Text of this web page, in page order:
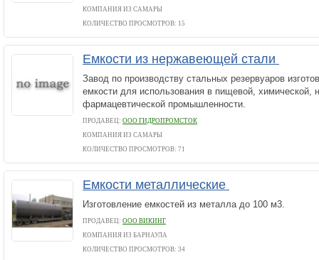
КОМПАНИЯ ИЗ САМАРЫ
КОЛИЧЕСТВО ПРОСМОТРОВ: 15
Емкости из нержавеющей стали
Завод по производству стальных резервуаров
емкости для использования в пищевой, химической,
фармацевтической промышленности.
ПРОДАВЕЦ: ООО ГИДРОПРОМСТОК
КОМПАНИЯ ИЗ САМАРЫ
КОЛИЧЕСТВО ПРОСМОТРОВ: 71
Емкости металлические
Изготовление емкостей из металла до 100 м3.
ПРОДАВЕЦ: ООО ВИКИНГ
КОМПАНИЯ ИЗ БАРНАУЛА
КОЛИЧЕСТВО ПРОСМОТРОВ: 34